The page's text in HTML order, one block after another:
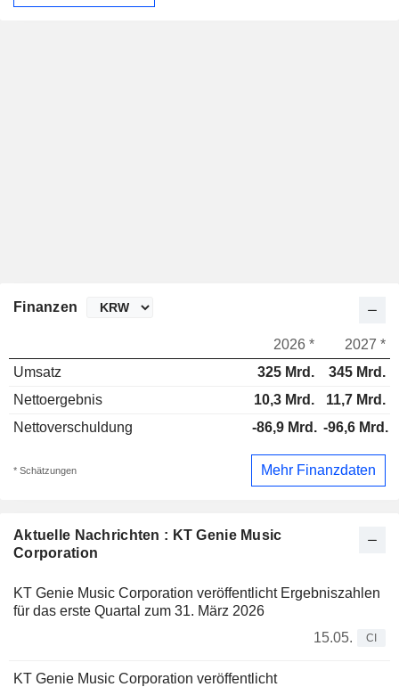
Aktuelle Nachrichten : KT Genie Music
Corporation
KT Genie Music Corporation veröffentlicht Ergebniszahlen
für das erste Quartal zum 31. März 2026
15.05.
CI
KT Genie Music Corporation veröffentlicht
Finanzen
2026 *
2027 *
Umsatz
325 Mrd.
345 Mrd.
Nettoergebnis
10,3 Mrd.
11,7 Mrd.
Nettoverschuldung
-86,9 Mrd. -96,6 Mrd.
* Schätzungen Mehr Finanzdaten